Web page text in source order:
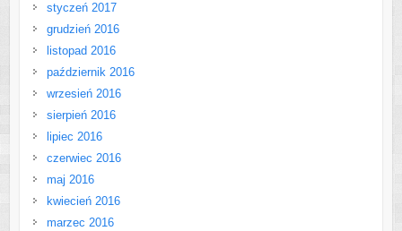
styczeń 2017
grudzień 2016
listopad 2016
październik 2016
wrzesień 2016
sierpień 2016
lipiec 2016
czerwiec 2016
maj 2016
kwiecień 2016
marzec 2016